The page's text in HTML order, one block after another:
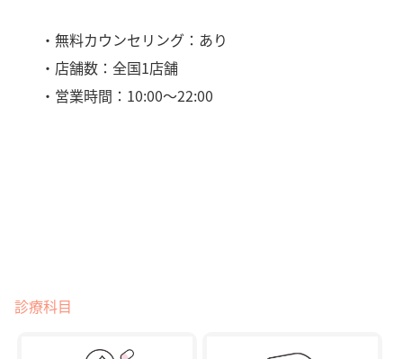
・無料カウンセリング：あり
・店舗数：全国1店舗
・営業時間：10:00～22:00
診療科目